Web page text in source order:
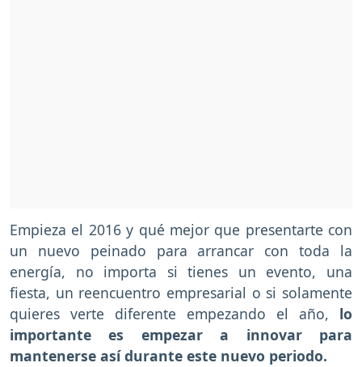
Empieza el 2016 y qué mejor que presentarte con
un nuevo peinado para arrancar con toda la
energía, no importa si tienes un evento, una
fiesta, un reencuentro empresarial o si solamente
quieres verte diferente empezando el año, lo
importante es empezar a innovar para
mantenerse así durante este nuevo periodo.